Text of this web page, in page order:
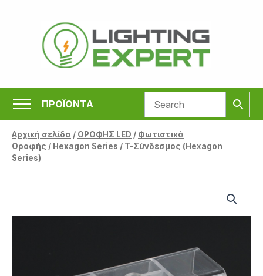
περιεχόμενο
ΠΡΟΪΟΝΤΑ
Αρχική σελίδα/ ΟΡΟΦΗΣ LED / Φωτιστικά
Οροφής / Hexagon Series / T-Σύνδεσμος (Hexagon
Series)